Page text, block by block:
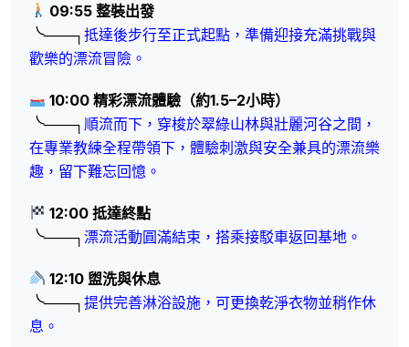
09:55 整裝出發
╰───┐ 抵達後步行至正式起點，準備迎接充滿挑戰與
歡樂的漂流冒險。
10:00 精彩漂流體驗（約1.5–2小時）
╰───┐ 順流而下，穿梭於翠綠山林與壯麗河谷之間，
在專業教練全程帶領下，體驗刺激與安全兼具的漂流樂
趣，留下難忘回憶。
12:00 抵達終點
╰───┐ 漂流活動圓滿結束，搭乘接駁車返回基地。
12:10 盥洗與休息
╰───┐ 提供完善淋浴設施，可更換乾淨衣物並稍作休
息。